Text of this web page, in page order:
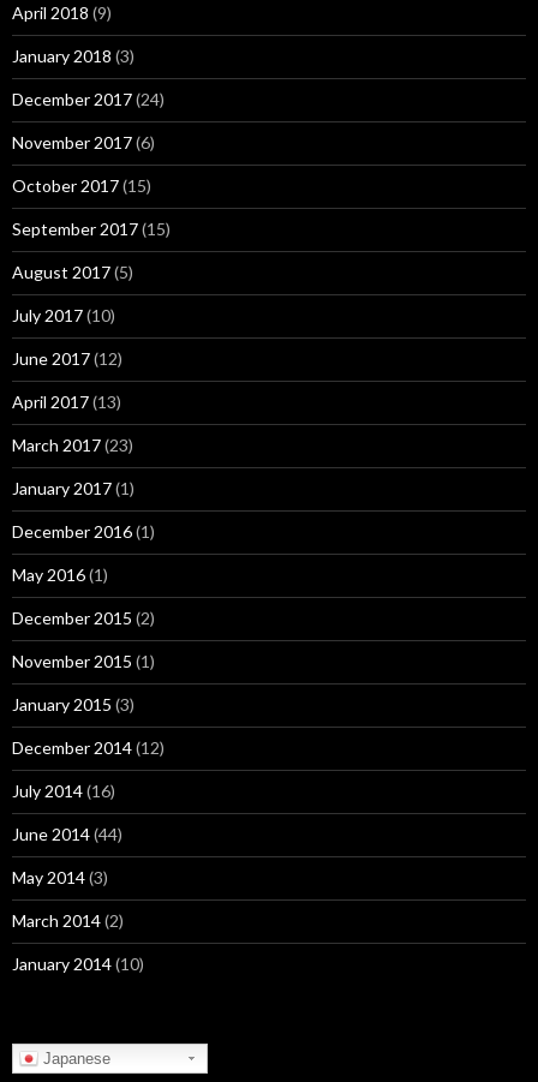
April 2018 (9)
January 2018 (3)
December 2017(24)
November 2017(6)
October 2017(15)
September 2017(15)
August 2017(5)
July 2017(10)
June 2017(12)
April 2017(13)
March 2017(23)
January 2017(1)
December 2016(1)
May 2016(1)
December 2015 (2)
November 2015 (1)
January 2015 (3)
December 2014(12)
July 2014(16)
June 2014(44)
May 2014(3)
March 2014(2)
January 2014(10)
Japanese